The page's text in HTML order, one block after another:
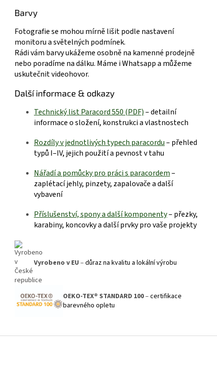
Barvy
Fotografie se mohou mírně lišit podle nastavení
monitoru a světelných podmínek.
Rádi vám barvy ukážeme osobně na kamenné prodejně
nebo poradíme na dálku. Máme i Whatsapp a můžeme
uskutečnit videohovor.
Další informace & odkazy
Technický list Paracord 550 (PDF)– detailní
informace o složení, konstrukci a vlastnostech
Rozdíly v jednotlivých typech paracordu– přehled
typů I–IV, jejich použití a pevnost v tahu
Nářadí a pomůcky pro práci s paracordem–
zaplétací jehly, pinzety, zapalovače a další
vybavení
Příslušenství, spony a další komponenty– přezky,
karabiny, koncovky a další prvky pro vaše projekty
Vyrobeno v EU –důraz na kvalitu a lokální výrobu
OEKO-TEX® STANDARD 100–certifikace
barevného opletu